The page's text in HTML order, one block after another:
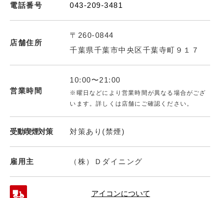
電話番号 043-209-3481
店舗住所
〒260-0844
千葉県千葉市中央区千葉寺町９１７
営業時間
10:00〜21:00
※曜日などにより営業時間が異なる場合がござ
います。詳しくは店舗にご確認ください。
受動喫煙対策 対策あり(禁煙)
雇用主 （株）Ｄダイニング
アイコンについて